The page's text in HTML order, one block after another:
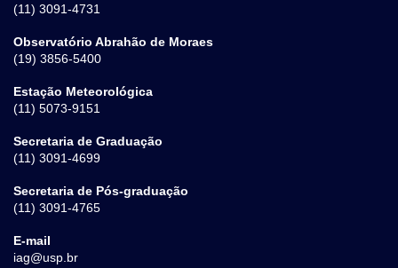
(11) 3091-4731
Observatório Abrahão de Moraes
(19) 3856-5400
Estação Meteorológica
(11) 5073-9151
Secretaria de Graduação
(11) 3091-4699
Secretaria de Pós-graduação
(11) 3091-4765
E-mail
iag@usp.br